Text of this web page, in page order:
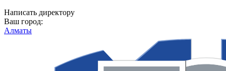
Написать директору
Ваш город:
Алматы